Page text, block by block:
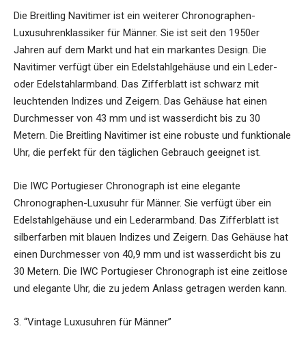
Die Breitling Navitimer ist ein weiterer Chronographen-
Luxusuhrenklassiker für Männer. Sie ist seit den 1950er
Jahren auf dem Markt und hat ein markantes Design. Die
Navitimer verfügt über ein Edelstahlgehäuse und ein Leder-
oder Edelstahlarmband. Das Zifferblatt ist schwarz mit
leuchtenden Indizes und Zeigern. Das Gehäuse hat einen
Durchmesser von 43 mm und ist wasserdicht bis zu 30
Metern. Die Breitling Navitimer ist eine robuste und funktionale
Uhr, die perfekt für den täglichen Gebrauch geeignet ist.
Die IWC Portugieser Chronograph ist eine elegante
Chronographen-Luxusuhr für Männer. Sie verfügt über ein
Edelstahlgehäuse und ein Lederarmband. Das Zifferblatt ist
silberfarben mit blauen Indizes und Zeigern. Das Gehäuse hat
einen Durchmesser von 40,9 mm und ist wasserdicht bis zu
30 Metern. Die IWC Portugieser Chronograph ist eine zeitlose
und elegante Uhr, die zu jedem Anlass getragen werden kann.
3. “Vintage Luxusuhren für Männer”